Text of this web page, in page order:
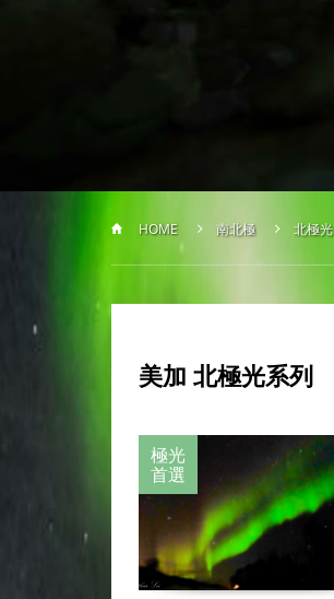
HOME 南北極 北極光
美加 北極光系列
極光
首選